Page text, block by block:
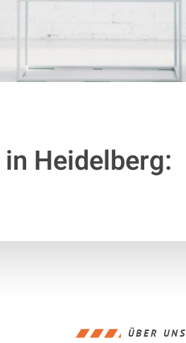
in Heidelberg:
ÜBER UNS